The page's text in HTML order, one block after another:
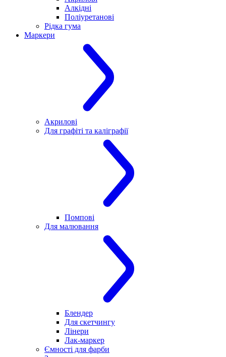
Алкідні
Поліуретанові
Рідка гума
Маркери
Акрилові
Для графіті та каліграфії
Помпові
Для малювання
Блендер
Для скетчингу
Лінери
Лак-маркер
Ємності для фарби